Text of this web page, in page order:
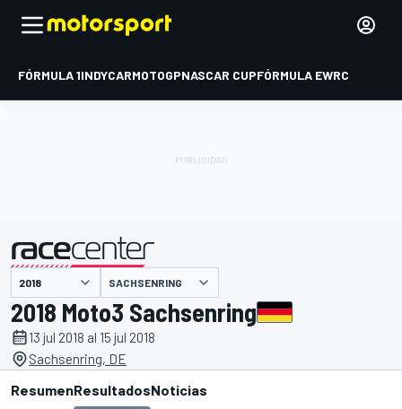
FÓRMULA 1INDYCARMOTOGPNASCAR CUPFÓRMULA EWRC
presentado por SACHSENRING
2018 Moto3 Sachsenring
13 jul 2018 al 15 jul 2018
Sachsenring, DE
ResumenResultadosNoticias